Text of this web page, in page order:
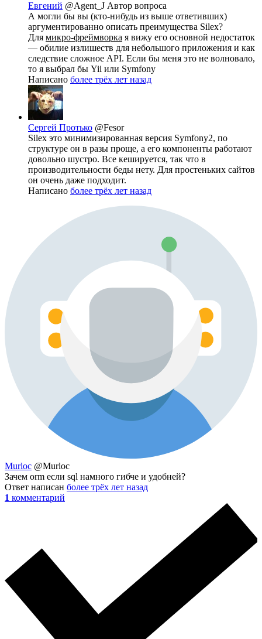
Евгений @Agent_J Автор вопроса
А могли бы вы (кто-нибудь из выше ответивших)
аргументированно описать преимущества Silex?
Для микро-фреймворка я вижу его основной недостаток
— обилие излишеств для небольшого приложения и как
следствие сложное API. Если бы меня это не волновало,
то я выбрал бы Yii или Symfony
Написано более трёх лет назад
Сергей Протько @Fesor
Silex это минимизированная версия Symfony2, по
структуре он в разы проще, а его компоненты работают
довольно шустро. Все кешируется, так что в
производительности беды нету. Для простеньких сайтов
он очень даже подходит.
Написано более трёх лет назад
Murloc @Murloc
Зачем orm если sql намного гибче и удобней?
Ответ написан более трёх лет назад
1 комментарий